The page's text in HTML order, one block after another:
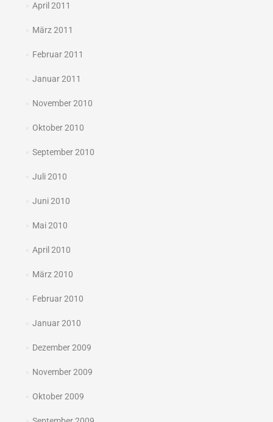
April 2011
März 2011
Februar 2011
Januar 2011
November 2010
Oktober 2010
September 2010
Juli 2010
Juni 2010
Mai 2010
April 2010
März 2010
Februar 2010
Januar 2010
Dezember 2009
November 2009
Oktober 2009